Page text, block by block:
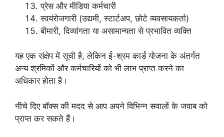
प्रेस और मीडिया कर्मचारी
स्वयंरोजगारी (उद्यमी, स्टार्टअप, छोटे व्यवसायकर्ता)
बीमारी, दिव्यांगता या असामान्यता से प्रभावित व्यक्ति
यह एक संक्षेप में सूची है, लेकिन ई-श्रम कार्ड योजना के अंतर्गत
अन्य श्रमिकों और कर्मचारियों को भी लाभ प्राप्त करने का
अधिकार होता है।
नीचे दिए बॉक्स की मदद से आप अपने विभिन्न सवालों के जवाब को
प्राप्त कर सकते हैं।